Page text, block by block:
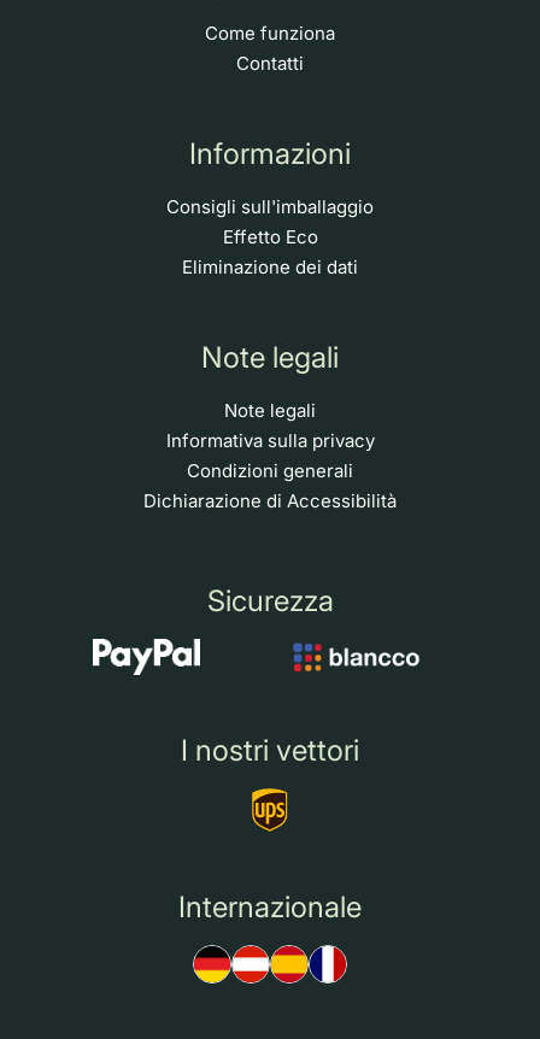
Come funziona
Contatti
Informazioni
Consigli sull'imballaggio
Effetto Eco
Eliminazione dei dati
Note legali
Note legali
Informativa sulla privacy
Condizioni generali
Dichiarazione di Accessibilità
Sicurezza
I nostri vettori
Internazionale